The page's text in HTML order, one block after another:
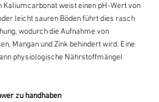
Kaliumcarbonat weist einen pH-Wert von
leicht sauren Böden führt dies rasch
wodurch die Aufnahme von
Mangan und Zink behindert wird. Eine
physiologische Nährstoffmängel
zu handhaben